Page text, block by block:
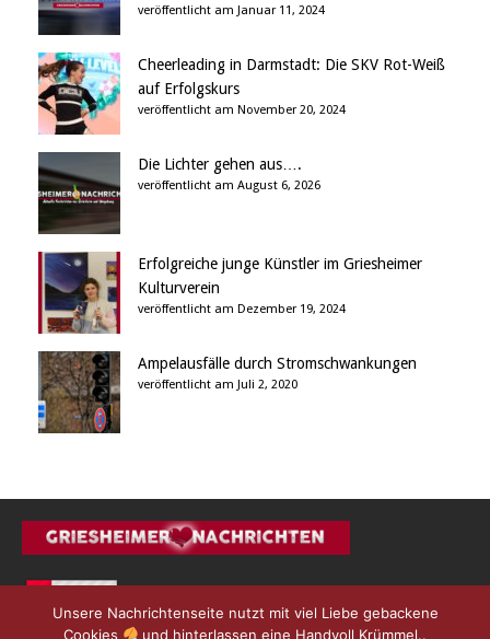
veröffentlicht am Januar 11, 2024
Cheerleading in Darmstadt: Die SKV Rot-Weiß
auf Erfolgskurs
veröffentlicht am November 20, 2024
Die Lichter gehen aus….
veröffentlicht am August 6, 2026
Erfolgreiche junge Künstler im Griesheimer
Kulturverein
veröffentlicht am Dezember 19, 2024
Ampelausfälle durch Stromschwankungen
veröffentlicht am Juli 2, 2020
Unsere Nachrichtenseite nutzt mit viel Liebe gebackene
Cookies
und hinterlassen eine Handvoll Krümmel..